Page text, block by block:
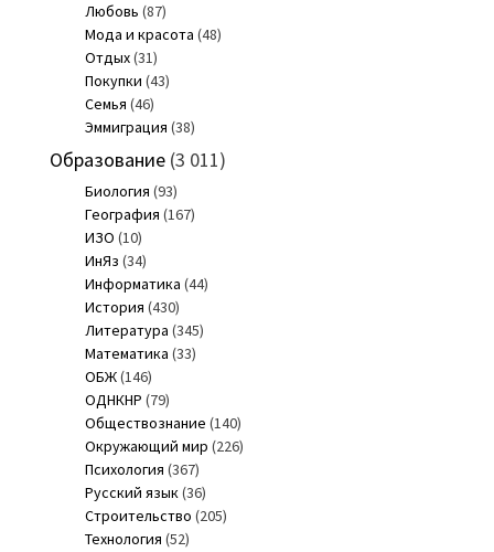
Любовь (87)
Мода и красота (48)
Отдых(31)
Покупки (43)
Семья (46)
Эммиграция (38)
Образование(3 011)
Биология (93)
География (167)
ИЗО (10)
ИнЯз (34)
Информатика (44)
История (430)
Литература (345)
Математика (33)
ОБЖ(146)
ОДНКНР (79)
Обществознание (140)
Окружающий мир (226)
Психология (367)
Русский язык(36)
Строительство (205)
Технология (52)